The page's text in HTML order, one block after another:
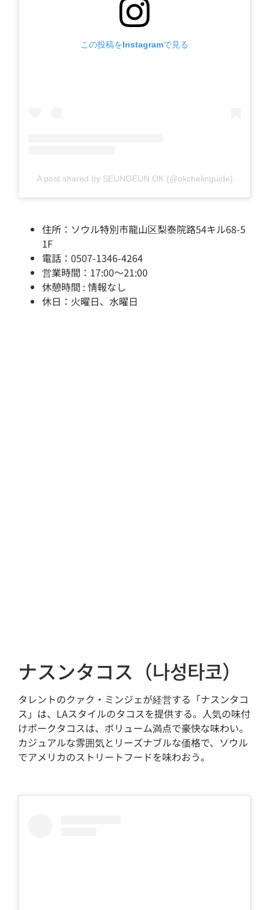
この投稿をInstagramで見る
A post shared by SEUNGEUN OK (@okchelinguide)
住所：ソウル特別市龍山区梨泰院路54キル68-5
1F
電話：0507-1346-4264
営業時間：17:00～21:00
休憩時間 : 情報なし
休日：火曜日、水曜日
ナスンタコス（나성타코）
タレントのクァク・ミンジェが経営する「ナスンタコ
ス」は、LAスタイルのタコスを提供する。人気の味付
けポークタコスは、ボリューム満点で豪快な味わい。
カジュアルな雰囲気とリーズナブルな価格で、ソウル
でアメリカのストリートフードを味わおう。